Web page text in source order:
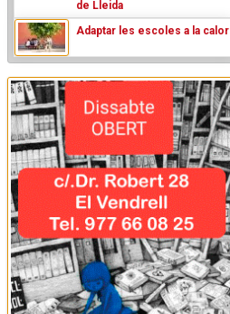
de Lleida
Adaptar les escoles a la calor